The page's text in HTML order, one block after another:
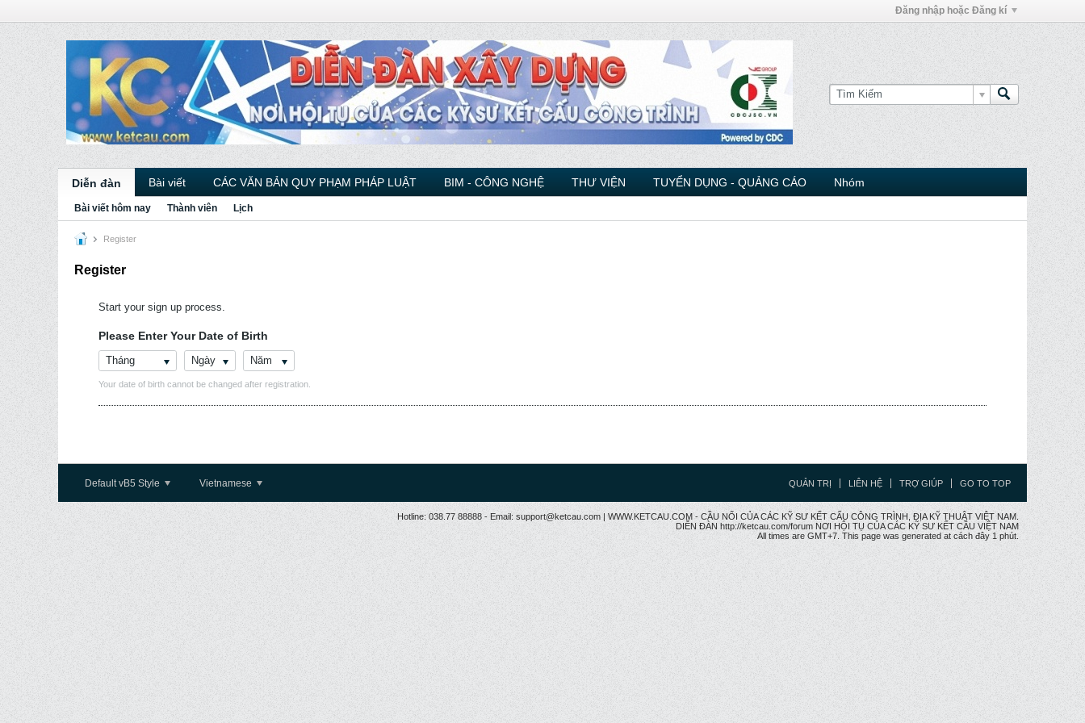
Đăng nhập hoặc Đăng kí
Diễn đàn Bài viết CÁC VĂN BẢN QUY PHẠM PHÁP LUẬT BIM - CÔNG NGHỆ THƯ VIỆN TUYỂN DỤNG - QUẢNG CÁO Nhóm
Bài viết hôm nay Thành viên Lịch
Register
Register
Start your sign up process.
Please Enter Your Date of Birth
Tháng Ngày Năm
Your date of birth cannot be changed after registration.
Default vB5 Style Vietnamese QUẢN TRỊ LIÊN HỆ TRỢ GIÚP GO TO TOP
Hotline: 038.77 88888 - Email: support@ketcau.com | WWW.KETCAU.COM - CẦU NỐI CỦA CÁC KỸ SƯ KẾT CẤU CÔNG TRÌNH, ĐỊA KỸ THUẬT VIỆT NAM.
DIỄN ĐÀN http://ketcau.com/forum NƠI HỘI TỤ CỦA CÁC KỸ SƯ KẾT CÂU VIỆT NAM
All times are GMT+7. This page was generated at cách đây 1 phút.